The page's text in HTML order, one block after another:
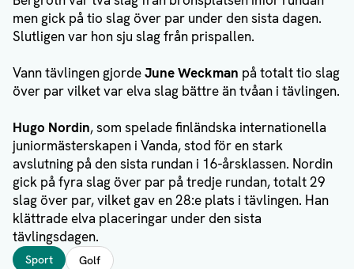
men gick på tio slag över par under den sista dagen.
Slutligen var hon sju slag från prispallen.
Vann tävlingen gjordeJune Weckman på totalt tio slag
över par vilket var elva slag bättre än tvåan i tävlingen.
Hugo Nordin, som spelade finländska internationella
juniormästerskapen i Vanda, stod för en stark
avslutning på den sista rundan i 16-årsklassen. Nordin
gick på fyra slag över par på tredje rundan, totalt 29
slag över par, vilket gav en 28:e plats i tävlingen. Han
klättrade elva placeringar under den sista
tävlingsdagen.
Taggar
Sport Golf